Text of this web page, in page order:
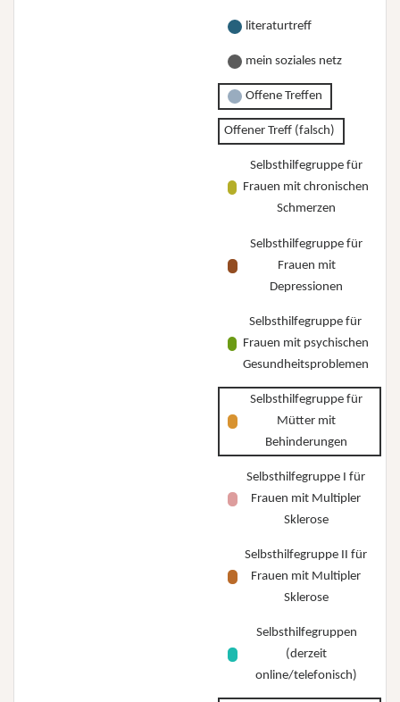
literaturtreff
mein soziales netz
Offene Treffen
Offener Treff (falsch)
Selbsthilfegruppe für
Frauen mit chronischen
Schmerzen
Selbsthilfegruppe für
Frauen mit
Depressionen
Selbsthilfegruppe für
Frauen mit psychischen
Gesundheitsproblemen
Selbsthilfegruppe für
Mütter mit
Behinderungen
Selbsthilfegruppe I für
Frauen mit Multipler
Sklerose
Selbsthilfegruppe II für
Frauen mit Multipler
Sklerose
Selbsthilfegruppen
(derzeit
online/telefonisch)